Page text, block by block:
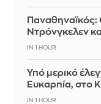
Παναθηναϊκός:
Ντρόνγκελεν
IN 1 HOUR
Υπό μερικό
Ευκαρπία, στο
IN 1 HOUR